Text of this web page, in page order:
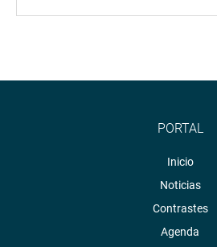
PORTAL
Inicio
Noticias
Contrastes
Agenda